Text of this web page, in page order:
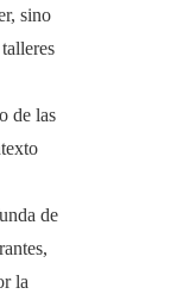
sino
de las
de
la